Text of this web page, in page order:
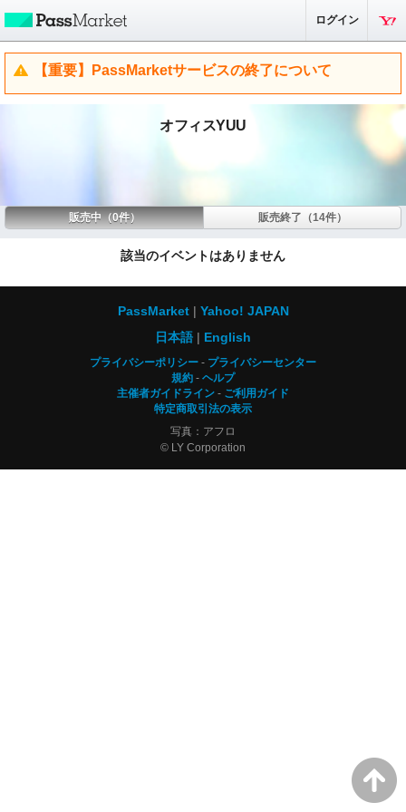
ログイン
【重要】PassMarketサービスの終了について
オフィスYUU
販売中（0件） 販売終了（14件）
該当のイベントはありません
PassMarket
Yahoo! JAPAN
日本語
English
プライバシーポリシー
プライバシーセンター
規約
ヘルプ
主催者ガイドライン
ご利用ガイド
特定商取引法の表示
写真：アフロ
© LY Corporation